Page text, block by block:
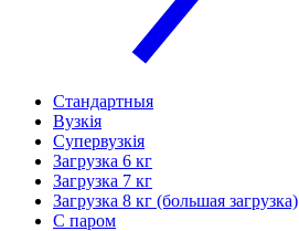
Стандартныя
Вузкія
Супервузкія
Загрузка 6 кг
Загрузка 7 кг
Загрузка 8 кг (большая загрузка)
С паром